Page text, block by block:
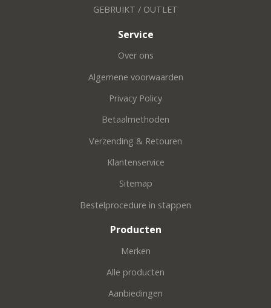
GEBRUIKT / OUTLET
Service
Over ons
Algemene voorwaarden
Privacy Policy
Betaalmethoden
Verzending & Retouren
Klantenservice
Sitemap
Bestelprocedure in stappen
Producten
Merken
Alle producten
Aanbiedingen